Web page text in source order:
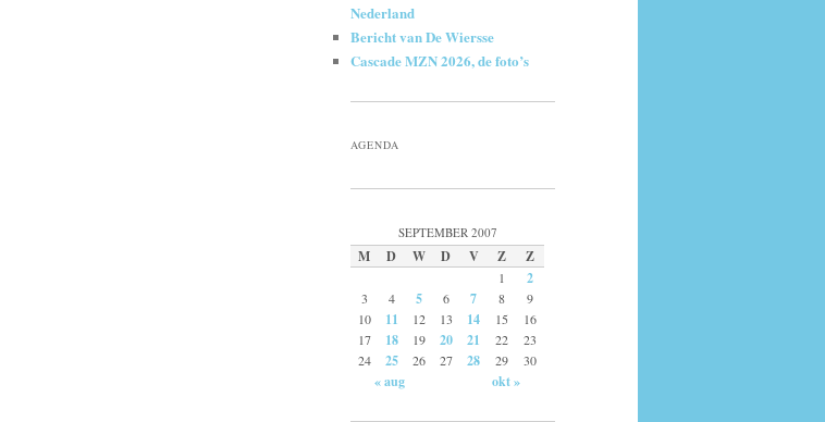
Nederland
Bericht van De Wiersse
Cascade MZN 2026, de foto’s
AGENDA
SEPTEMBER 2007
M D W D V Z Z
1 2
3 4 5 6 7 8
9
10
11 12 13 14 15
16
17
18 19 20 21 22
23
24
25 26 27 28 29 30
« aug okt »